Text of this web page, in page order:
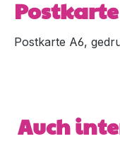
Postkarte A6,
Produktgalerie
Auch